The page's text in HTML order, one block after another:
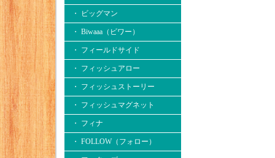
・ ビッグマン
・ Biwaaa（ビワー）
・ フィールドサイド
・ フィッシュアロー
・ フィッシュストーリー
・ フィッシュマグネット
・ フィナ
・ FOLLOW（フォロー）